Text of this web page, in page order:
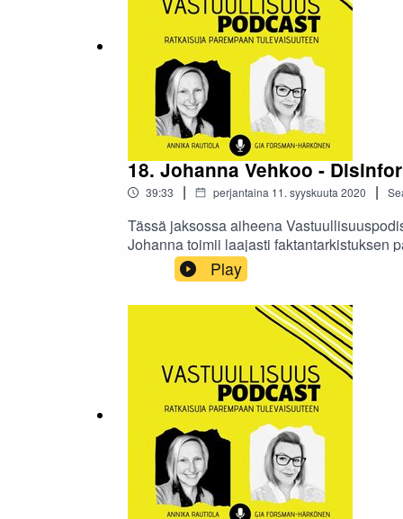
18. Johanna Vehkoo -
39:33 | perjantaina 11. syyskuuta 2020 |
Tässä jaksossa aiheena
Johanna toimii laajasti faktantarkistuksen
LongPlayn perustajiin.Mutta mitä väliä
varmistaa, ettei itse esimerkiksi
jotkut haluavat lisätä hämmennystä?19:40
Play